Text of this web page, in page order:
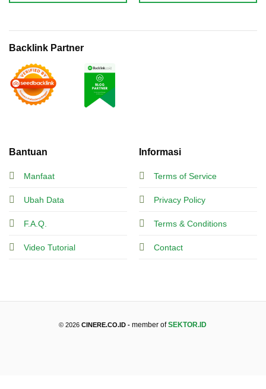
Bantuan
Manfaat
Ubah Data
F.A.Q.
Video Tutorial
Informasi
Terms of Service
Privacy Policy
Terms & Conditions
Contact
Backlink Partner
© 2026CINERE.CO.ID -member ofSEKTOR.ID